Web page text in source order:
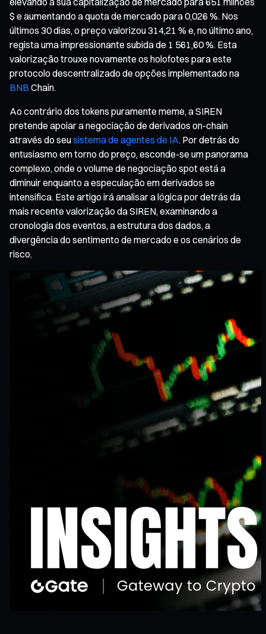
$ e aumentando a quota de mercado para 0,026 %. Nos
últimos 30 dias, o preço valorizou 314,21 % e, no último ano,
regista uma impressionante subida de 1 561,60 %. Esta
valorização trouxe novamente os holofotes para este
protocolo descentralizado de opções implementado na
BNB Chain.
Ao contrário dos tokens puramente meme, a SIREN
pretende apoiar a negociação de derivados on-chain
através do seusistema de agentes de IA. Por detrás do
entusiasmo em torno do preço, esconde-se um panorama
complexo, onde o volume de negociação spot está a
diminuir enquanto a especulação em derivados se
intensifica. Este artigo irá analisar a lógica por detrás da
mais recente valorização da SIREN, examinando a
cronologia dos eventos, a estrutura dos dados, a
divergência do sentimento de mercado e os cenários de
risco.